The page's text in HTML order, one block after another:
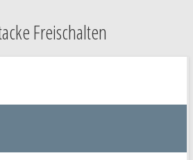
Freischalten